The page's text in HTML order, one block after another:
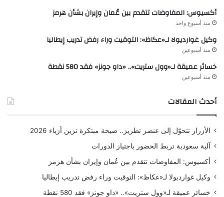
أكسيوس: المفاوضات تتقدم بين عُمان وإيران بشأن هرمز
منذ أسبوع واحد
وكيل غوارديولا لـ«عكاظ»: التوقيت وراء رفض تدريب إيطاليا
منذ أسبوعين
خسائر عميقة لـ«وول ستريت».. «داو جونز» فقد 580 نقطة
منذ أسبوعين
أحدث المقالات
الأزرار تتحوّل إلى عنصر تطريز.. صيحة مبتكرة تزين أزياء 2026
آلية سعودية تربط الحضور باجتياز الدورات
أكسيوس: المفاوضات تتقدم بين عُمان وإيران بشأن هرمز
وكيل غوارديولا لـ«عكاظ»: التوقيت وراء رفض تدريب إيطاليا
خسائر عميقة لـ«وول ستريت».. «داو جونز» فقد 580 نقطة